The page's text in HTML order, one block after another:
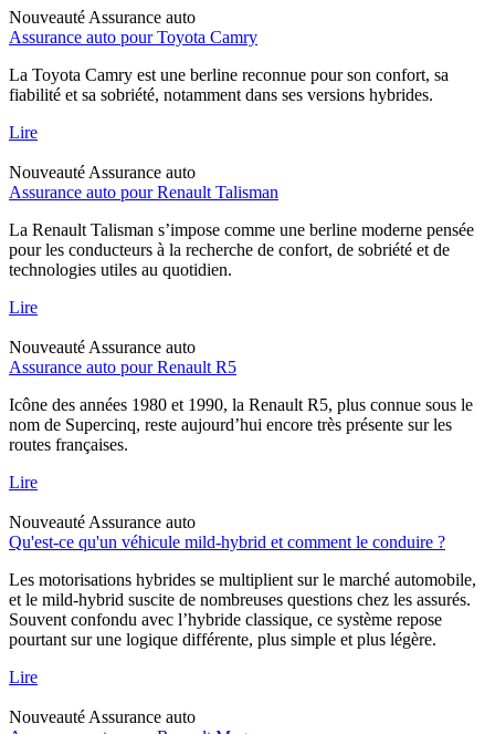
Nouveauté Assurance auto
Assurance auto pour Toyota Camry
La Toyota Camry est une berline reconnue pour son confort, sa
fiabilité et sa sobriété, notamment dans ses versions hybrides.
Lire
Nouveauté Assurance auto
Assurance auto pour Renault Talisman
La Renault Talisman s’impose comme une berline moderne pensée
pour les conducteurs à la recherche de confort, de sobriété et de
technologies utiles au quotidien.
Lire
Nouveauté Assurance auto
Assurance auto pour Renault R5
Icône des années 1980 et 1990, la Renault R5, plus connue sous le
nom de Supercinq, reste aujourd’hui encore très présente sur les
routes françaises.
Lire
Nouveauté Assurance auto
Qu'est-ce qu'un véhicule mild-hybrid et comment le conduire ?
Les motorisations hybrides se multiplient sur le marché automobile,
et le mild-hybrid suscite de nombreuses questions chez les assurés.
Souvent confondu avec l’hybride classique, ce système repose
pourtant sur une logique différente, plus simple et plus légère.
Lire
Nouveauté Assurance auto